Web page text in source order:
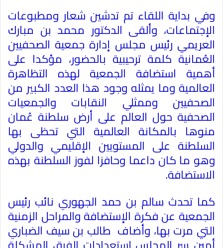
وفي بداية اللقاء تم تدشين شعار ومطبوعات
الإجتماعات، وألقى الدكتور محمد بن مبارك
العريمي رئيس مجلس إدارة جمعية الصحفيين
العُمانية كلمة ترحيبية بالحضور، مؤكدا على
أهمية استضافة الجمعية لهذه التظاهرة
العالمية وما يمثله وجود هذا العدد الكبير من
الصحفيين وممثلي النقابات والجمعيات
الصحفية حول العالم على أرض سلطنة عُمان
منوها بالمكانة العالمية التي تحظى بها
السلطنة على المستويين الإقليمي والدولي
وهو ما كان داعما وحافزا لفوز السلطنة بهذه
الاستضافة.
كما تحدث سالم بن حمد الجهوري نائب رئيس
الجمعية عن فكرة الإستضافة والمراحل الزمنية
التي مرت بها، وأضاف طالب بن سيف الضباري